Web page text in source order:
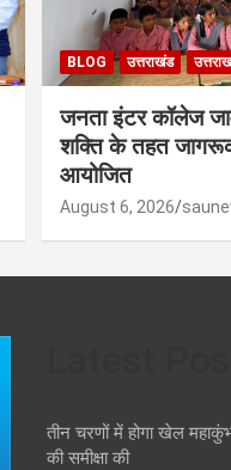
BLOG उत्तराखंड
जनता इंटर कॉलेज
शक्ति के तहत
आयोजित
August 6, 2026
तीन चरणों में होगा खेल
की समीक्षा की